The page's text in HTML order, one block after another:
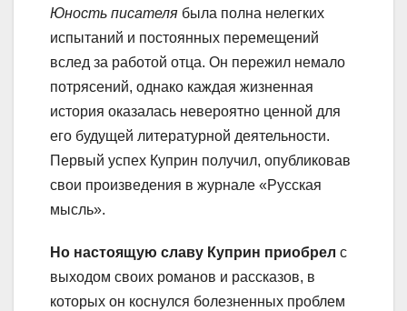
Юность писателя была полна нелегких
испытаний и постоянных перемещений
вслед за работой отца. Он пережил немало
потрясений, однако каждая жизненная
история оказалась невероятно ценной для
его будущей литературной деятельности.
Первый успех Куприн получил, опубликовав
свои произведения в журнале «Русская
мысль».
Но настоящую славу Куприн приобрел с
выходом своих романов и рассказов, в
которых он коснулся болезненных проблем